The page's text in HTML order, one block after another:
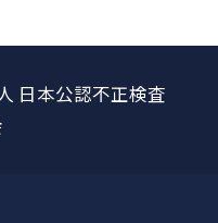
日本公認不正検査